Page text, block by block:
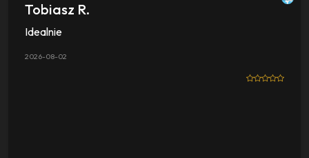
Tobiasz R.
Idealnie
2026-08-02